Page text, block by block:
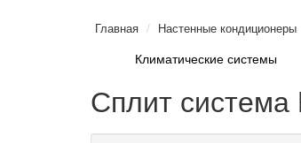
Главная Настенные кондиционеры
Климатические системы
Сплит система